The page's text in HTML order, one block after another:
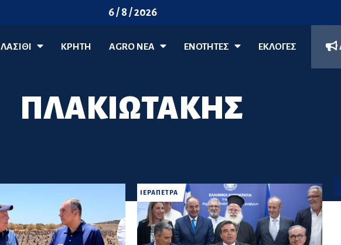
6 / 8 / 2026
ΛΑΣΊΘΙ ΚΡΗΤΗ AGRO ΝΈΑ ΕΝΟΤΗΤΕΣ ΕΚΛΟΓΕΣ
ΠΛΑΚΙΩΤΑΚΗΣ
ΙΕΡΑΠΕΤΡΑ